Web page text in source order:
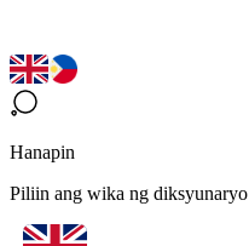
Hanapin
Piliin ang wika ng diksyunaryo